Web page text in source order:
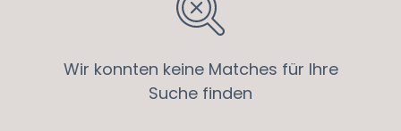
Wir konnten keine Matches für Ihre
Suche finden